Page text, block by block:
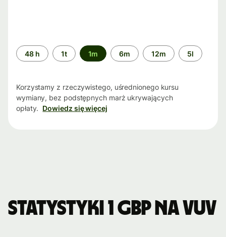
Przedział
czasu
48 h 1t 1m 6m 12m 5l
Korzystamy z rzeczywistego, uśrednionego kursu
wymiany, bez podstępnych marż ukrywających
opłaty. Dowiedz się więcej
Statystyki 1 GBP na VUV